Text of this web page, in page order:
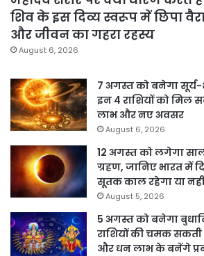
शिव के इस दिव्य स्वरूप में छिपा
और जीवन का गहरा रहस्य
August 6, 2026
7 अगस्त को बनेगा
इन 4 राशियों को मिल
लाभ और नए अवसर
August 6, 2026
12 अगस्त को लगेगा साल
ग्रहण, जानिए भारत में
सूतक काल रहेगा या नहीं
August 5, 2026
5 अगस्त को बनेगा
राशियों की चमक
और धन लाभ के बनेंगे